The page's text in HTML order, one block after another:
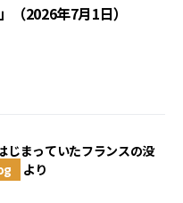
（2026年7月1日）
じまっていたフランスの没
より